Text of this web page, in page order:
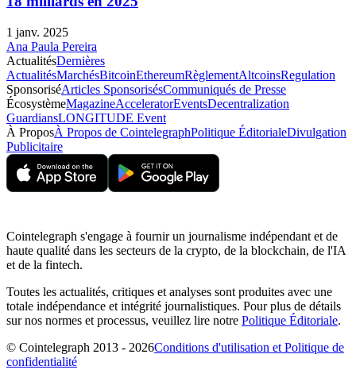
1 janv. 2025
Ana Paula Pereira
ActualitésDernières
ActualitésMarchésBitcoinEthereumRèglementAltcoinsRegulation
SponsoriséArticles SponsorisésCommuniqués de Presse
ÉcosystèmeMagazineAcceleratorEventsDecentralization
GuardiansLONGITUDE Event
À ProposÀ Propos de CointelegraphPolitique ÉditorialeDivulgation
Publicitaire
Cointelegraph s'engage à fournir un journalisme indépendant et de
haute qualité dans les secteurs de la crypto, de la blockchain, de l'IA
et de la fintech.
Toutes les actualités, critiques et analyses sont produites avec une
totale indépendance et intégrité journalistiques. Pour plus de détails
sur nos normes et processus, veuillez lire notre Politique Éditoriale.
© Cointelegraph 2013 - 2026Conditions d'utilisation et Politique de
confidentialité